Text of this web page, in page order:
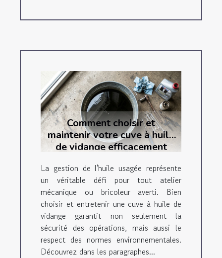
Comment choisir et
maintenir votre cuve à huile
de vidange efficacement
La gestion de l'huile usagée représente
un véritable défi pour tout atelier
mécanique ou bricoleur averti. Bien
choisir et entretenir une cuve à huile de
vidange garantit non seulement la
sécurité des opérations, mais aussi le
respect des normes environnementales.
Découvrez dans les paragraphes...